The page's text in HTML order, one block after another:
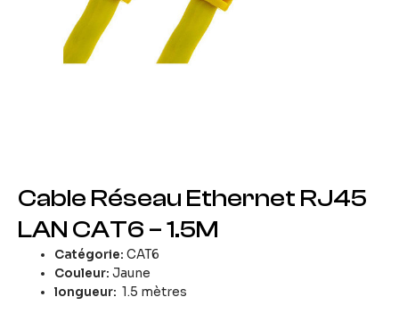
Cable Réseau Ethernet RJ45
LAN CAT6 – 1.5M
Catégorie: CAT6
Couleur: Jaune
longueur: 1.5 mètres